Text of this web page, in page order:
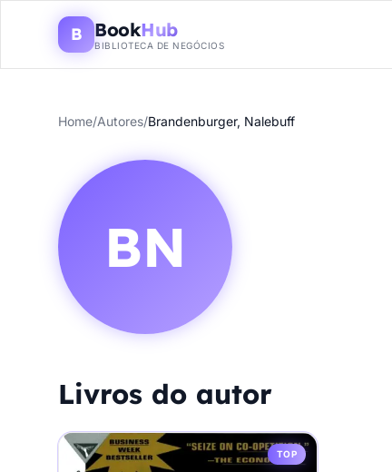
B BookHub
BIBLIOTECA DE NEGÓCIOS
Home/Autores/Brandenburger, Nalebuff
BN
Livros do autor
TOP